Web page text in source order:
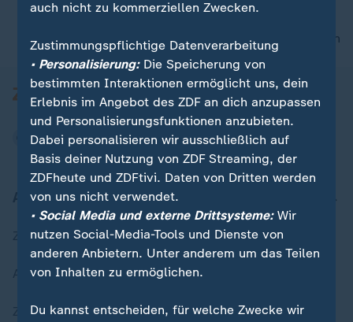
00:17
nach oben
Aktuell bei ZDFheute
Zuletzt veröffentlicht
Aktuelle Sendungs-Videos
ZDFheute Stories
auch nicht zu kommerziellen Zwecken.
Zustimmungspflichtige Datenverarbeitung
• Personalisierung:Die Speicherung von
bestimmten Interaktionen ermöglicht uns, dein
Erlebnis im Angebot des ZDF an dich anzupassen
und Personalisierungsfunktionen anzubieten.
Dabei personalisieren wir ausschließlich auf
Basis deiner Nutzung von ZDF Streaming, der
ZDFheute und ZDFtivi. Daten von Dritten werden
von uns nicht verwendet.
• Social Media und externe Drittsysteme:Wir
nutzen Social-Media-Tools und Dienste von
anderen Anbietern. Unter anderem um das Teilen
von Inhalten zu ermöglichen.
Du kannst entscheiden, für welche Zwecke wir